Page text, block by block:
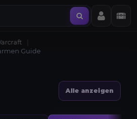
Guide
Alle anzeigen